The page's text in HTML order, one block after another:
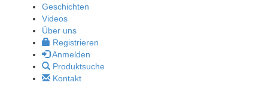
Geschichten
Videos
Über uns
Registrieren
Anmelden
Produktsuche
Kontakt